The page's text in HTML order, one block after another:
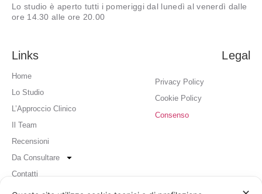
Lo studio è aperto tutti i pomeriggi dal lunedì al venerdì dalle
ore 14.30 alle ore 20.00
Links
Home
Lo Studio
L’Approccio Clinico
Il Team
Recensioni
Da Consultare
Contatti
Legal
Privacy Policy
Cookie Policy
Consenso